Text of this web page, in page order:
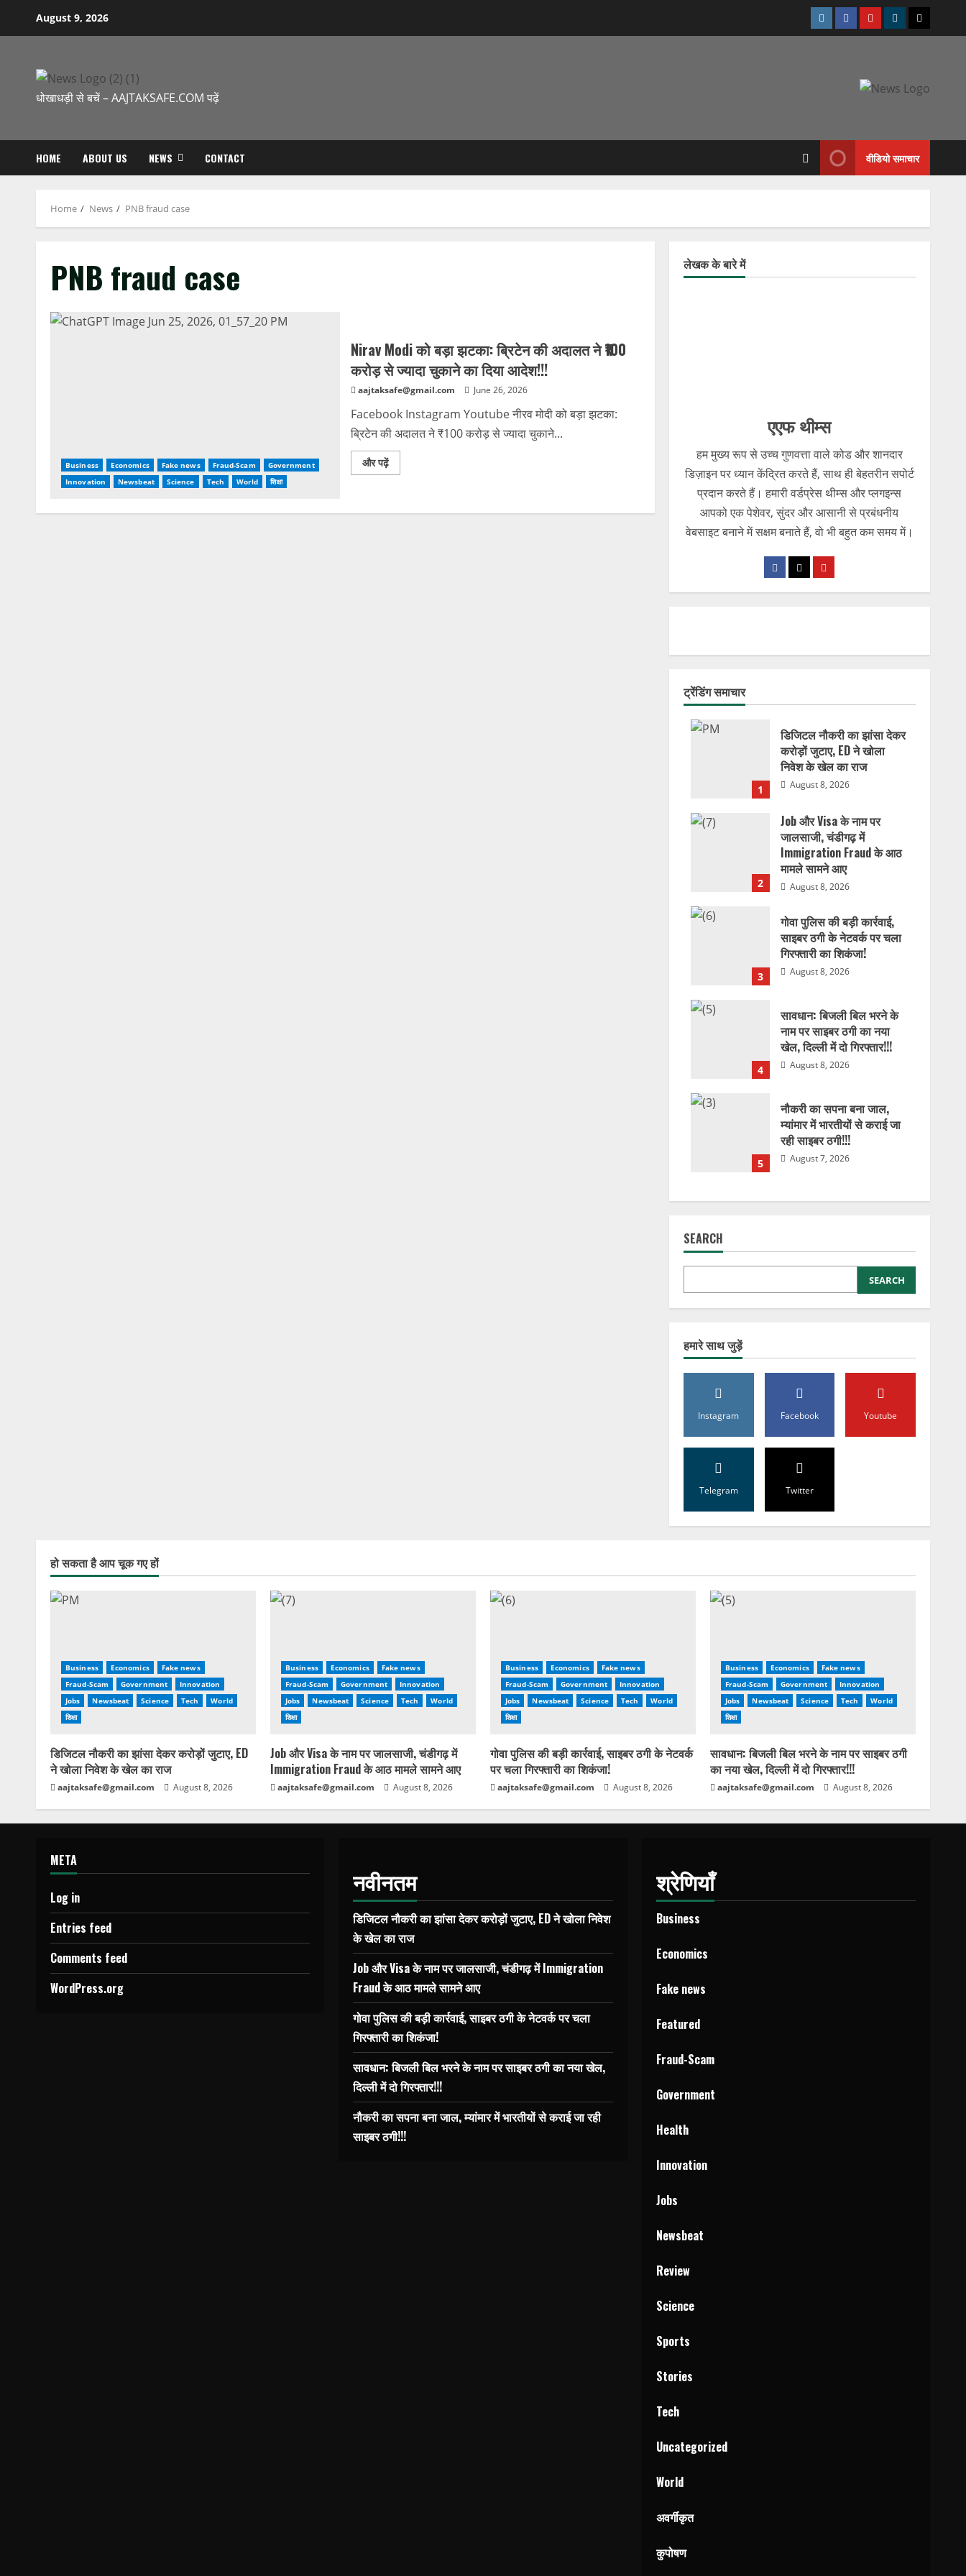
August 9, 2026 Instagram
FacebookYoutubeTelegramTwitter
धोखाधड़ी से बचें – AAJTAKSAFE.COM पढ़ें
HOME ABOUT US NEWS CONTACT वीडियो समाचार
Home News PNB fraud case
PNB fraud case
Business Economics Fake news Fraud-Scam
Government
Innovation
Newsbeat Science Tech World शिक्षा
Nirav Modi को बड़ा झटका: ब्रिटेन की अदालत ने ₹100
करोड़ से ज्यादा चुकाने का दिया आदेश!!!
aajtaksafe@gmail.com June 26, 2026
Facebook Instagram Youtube नीरव मोदी को बड़ा झटका:
ब्रिटेन की अदालत ने ₹100 करोड़ से ज्यादा चुकाने...
और पढ़ेंRead
more
को
लेखक के बारे में
एएफ थीम्स
हम मुख्य रूप से उच्च गुणवत्ता वाले कोड और शानदार
डिज़ाइन पर ध्यान केंद्रित करते हैं, साथ ही बेहतरीन सपोर्ट
प्रदान करते हैं। हमारी वर्डप्रेस थीम्स और प्लगइन्स
आपको एक पेशेवर, सुंदर और आसानी से प्रबंधनीय
वेबसाइट बनाने में सक्षम बनाते हैं, वो भी बहुत कम समय में।
ट्रेंडिंग समाचार
1
डिजिटल नौकरी का झांसा देकर
करोड़ों जुटाए, ED ने खोला
निवेश के खेल का राज
August 8, 2026
2
Job और Visa के नाम पर
जालसाजी, चंडीगढ़ में
Immigration Fraud के आठ
मामले सामने आए
August 8, 2026
3
गोवा पुलिस की बड़ी कार्रवाई,
साइबर ठगी के नेटवर्क पर चला
गिरफ्तारी का शिकंजा!
August 8, 2026
4
सावधान: बिजली बिल भरने के
नाम पर साइबर ठगी का नया
खेल, दिल्ली में दो गिरफ्तार!!!
August 8, 2026
5
नौकरी का सपना बना जाल,
म्यांमार में भारतीयों से कराई जा
रही साइबर ठगी!!!
August 7, 2026
SEARCH
SEARCH
हमारे साथ जुड़ें
Instagram Facebook Youtube
Telegram Twitter
हो सकता है आप चूक गए हों
Business Economics
Fake news
Fraud-Scam
Government
Innovation
Jobs
Newsbeat Science Tech
World
शिक्षा
डिजिटल नौकरी का झांसा देकर करोड़ों जुटाए, ED
ने खोला निवेश के खेल का राज
aajtaksafe@gmail.com August 8, 2026
Business Economics
Fake news
Fraud-Scam
Government
Innovation
Jobs
Newsbeat Science Tech
World
शिक्षा
Job और Visa के नाम पर जालसाजी, चंडीगढ़ में
Immigration Fraud के आठ मामले सामने आए
aajtaksafe@gmail.com August 8, 2026
Business Economics
Fake news
Fraud-Scam
Government
Innovation
Jobs
Newsbeat Science Tech
World
शिक्षा
गोवा पुलिस की बड़ी कार्रवाई, साइबर ठगी के नेटवर्क
पर चला गिरफ्तारी का शिकंजा!
aajtaksafe@gmail.com August 8, 2026
Business Economics
Fake news
Fraud-Scam
Government
Innovation
Jobs
Newsbeat Science Tech
World
शिक्षा
सावधान: बिजली बिल भरने के नाम पर साइबर ठगी
का नया खेल, दिल्ली में दो गिरफ्तार!!!
aajtaksafe@gmail.com August 8, 2026
META
Log in
Entries feed
Comments feed
WordPress.org
नवीनतम
डिजिटल नौकरी का झांसा देकर करोड़ों जुटाए, ED ने खोला निवेश
के खेल का राज
Job और Visa के नाम पर जालसाजी, चंडीगढ़ में Immigration
Fraud के आठ मामले सामने आए
गोवा पुलिस की बड़ी कार्रवाई, साइबर ठगी के नेटवर्क पर चला
गिरफ्तारी का शिकंजा!
सावधान: बिजली बिल भरने के नाम पर साइबर ठगी का नया खेल,
दिल्ली में दो गिरफ्तार!!!
नौकरी का सपना बना जाल, म्यांमार में भारतीयों से कराई जा रही
साइबर ठगी!!!
श्रेणियाँ
Business
Economics
Fake news
Featured
Fraud-Scam
Government
Health
Innovation
Jobs
Newsbeat
Review
Science
Sports
Stories
Tech
Uncategorized
World
अवर्गीकृत
कुपोषण